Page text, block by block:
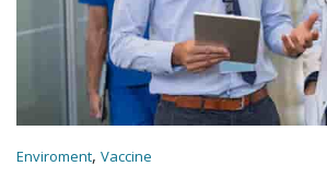
Enviroment, Vaccine